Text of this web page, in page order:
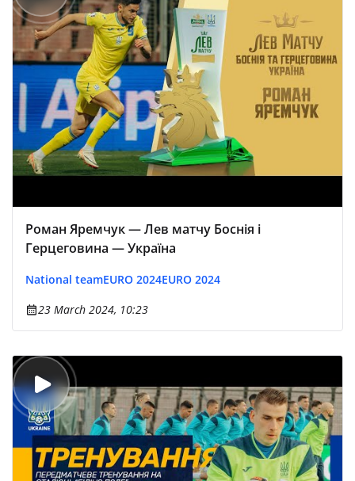
Роман Яремчук — Лев матчу Боснія і
Герцеговина — Україна
National teamEURO 2024EURO 2024
23 March 2024, 10:23